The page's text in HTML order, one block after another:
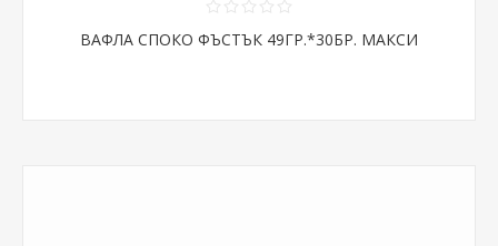
ВАФЛА СПОКО ФЪСТЪК 49ГР.*30БР. МАКСИ